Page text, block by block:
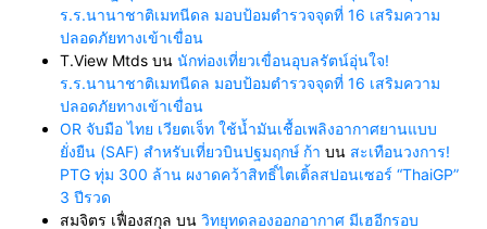
ร.ร.นานาชาติเมทนีดล มอบป้อมตำรวจจุดที่ 16 เสริมความ
ปลอดภัยทางเข้าเขื่อน
T.View Mtds บน นักท่องเที่ยวเขื่อนอุบลรัตน์อุ่นใจ!
ร.ร.นานาชาติเมทนีดล มอบป้อมตำรวจจุดที่ 16 เสริมความ
ปลอดภัยทางเข้าเขื่อน
OR จับมือ ไทย เวียตเจ็ท ใช้น้ำมันเชื้อเพลิงอากาศยานแบบ
ยั่งยืน (SAF) สำหรับเที่ยวบินปฐมฤกษ์ ก้า บน สะเทือนวงการ!
PTG ทุ่ม 300 ล้าน ผงาดคว้าสิทธิ์ไตเติ้ลสปอนเซอร์ “ThaiGP”
3 ปีรวด
สมจิตร เฟื่องสกุล บน วิทยุทดลองออกอากาศ มีเฮอีกรอบ